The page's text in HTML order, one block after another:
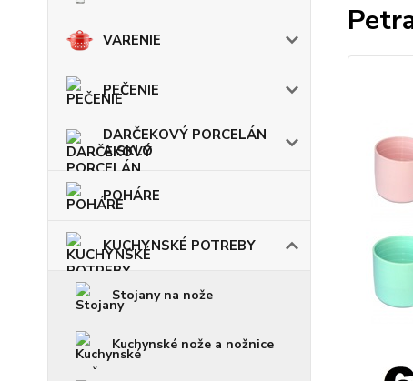
VARENIE
PEČENIE
DARČEKOVÝ PORCELÁN
A SKLO
POHÁRE
KUCHYNSKÉ POTREBY
Stojany na nože
Kuchynské nože a nožnice